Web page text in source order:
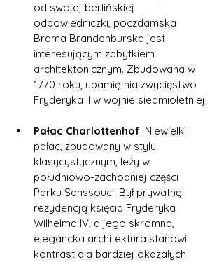
od swojej berlińskiej
odpowiedniczki, poczdamska
Brama Brandenburska jest
interesującym zabytkiem
architektonicznym. Zbudowana w
1770 roku, upamiętnia zwycięstwo
Fryderyka II w wojnie siedmioletniej.
Pałac Charlottenhof: Niewielki
pałac, zbudowany w stylu
klasycystycznym, leży w
południowo-zachodniej części
Parku Sanssouci. Był prywatną
rezydencją księcia Fryderyka
Wilhelma IV, a jego skromna,
elegancka architektura stanowi
kontrast dla bardziej okazałych